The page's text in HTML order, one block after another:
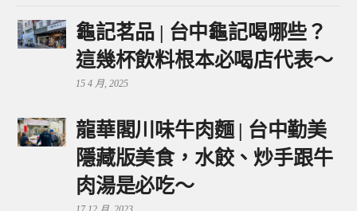
龜記茗品 | 台中龜記喝哪些？
這幾杯飲料根本必喝店代表～
15 4 月, 2025
龍華閣川味牛肉麵 | 台中勤美
隱藏版美食，水餃、炒手跟牛
肉湯是必吃～